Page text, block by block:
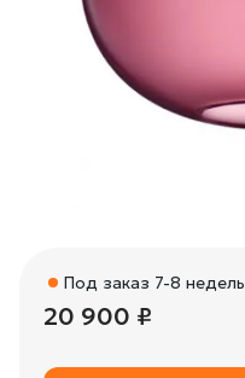
Под заказ 7-8 недель
20 900 ₽